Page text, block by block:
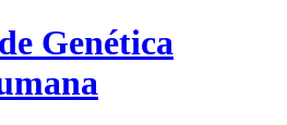
Genética